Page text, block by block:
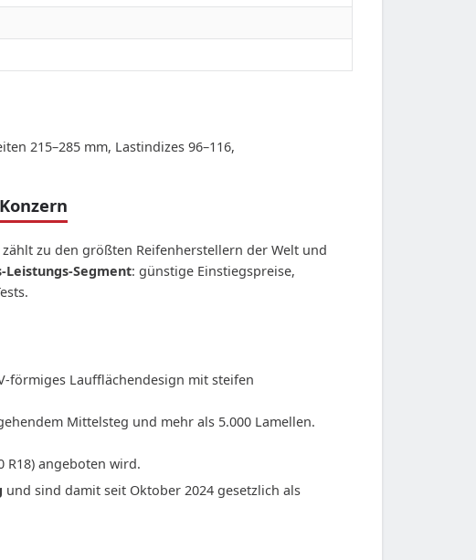
215–285 mm, Lastindizes 96–116,
zu den größten Reifenherstellern der Welt und
Leistungs-Segment: günstige Einstiegspreise,
förmiges Laufflächendesign mit steifen
Mittelsteg und mehr als 5.000 Lamellen.
R18) angeboten wird.
und sind damit seit Oktober 2024 gesetzlich als